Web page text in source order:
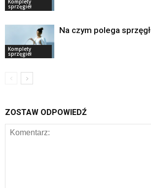
Komplety
sprzęgieł
Komplety
sprzęgieł
Na czym polega
ZOSTAW ODPOWIEDŹ